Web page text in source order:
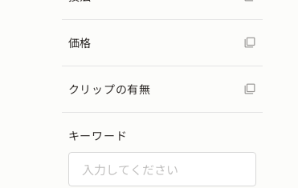
価格
クリップの有無
キーワード